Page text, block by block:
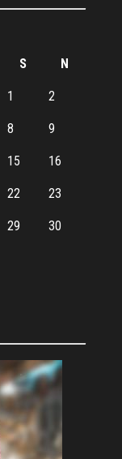
S N
1 2
8 9
15 16
22 23
29 30